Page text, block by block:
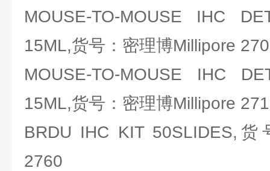
MOUSE-TO-MOUSE IHC
15ML,货号：密理博Millipore
MOUSE-TO-MOUSE IHC
15ML,货号：密理博Millipore
BRDU IHC KIT 50SLIDES,
2760